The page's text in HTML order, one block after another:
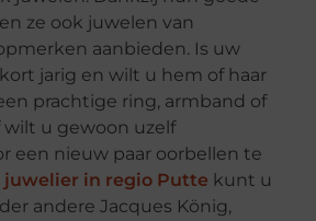
ze ook juwelen van
aanbieden. Is uw
jarig en wilt u hem of haar
prachtige ring, armband of
wilt u gewoon uzelf
een nieuw paar oorbellen te
juwelier in regio Putte kunt u
andere Jacques König,